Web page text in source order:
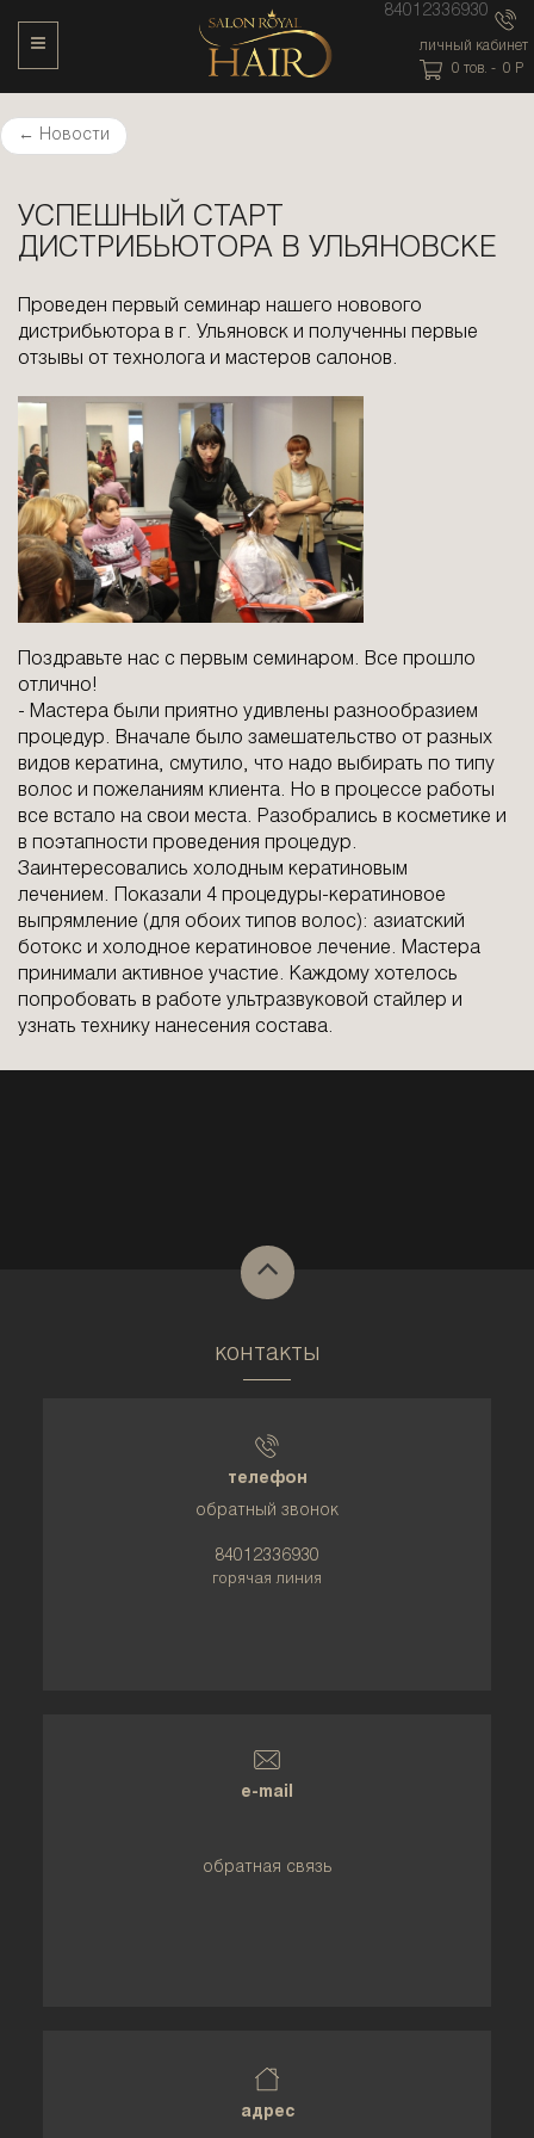
84012336930
личный кабинет
0 тов. - 0 P
Toggle Navigation
← Новости
УСПЕШНЫЙ СТАРТ
ДИСТРИБЬЮТОРА В УЛЬЯНОВСКЕ
Проведен первый семинар нашего новового
дистрибьютора в г. Ульяновск и полученны первые
отзывы от технолога и мастеров салонов.
Поздравьте нас с первым семинаром. Все прошло
отлично!
- Мастера были приятно удивлены разнообразием
процедур. Вначале было замешательство от разных
видов кератина, смутило, что надо выбирать по типу
волос и пожеланиям клиента. Но в процессе работы
все встало на свои места. Разобрались в косметике и
в поэтапности проведения процедур.
Заинтересовались холодным кератиновым
лечением.
Показали 4 процедуры-кератиновое
выпрямление (для обоих типов волос): азиатский
ботокс и холодное кератиновое лечение. Мастера
принимали активное участие. Каждому хотелось
попробовать в работе ультразвуковой стайлер и
узнать технику нанесения состава.
контакты
телефон
обратный звонок
84012336930
горячая линия
e-mail
обратная связь
адрес